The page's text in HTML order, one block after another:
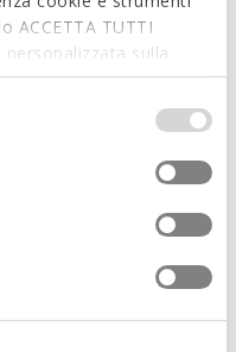
ACCETTA TUTTI
sulla
quali cookies ed
Per maggiori
momento le